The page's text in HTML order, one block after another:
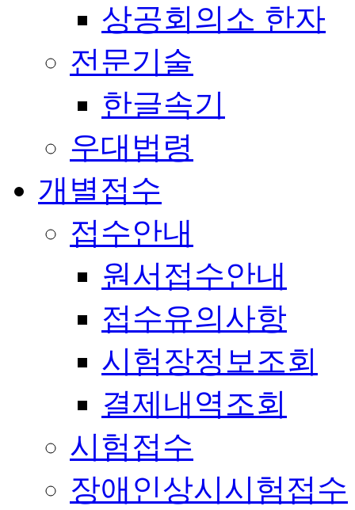
상공회의소 한자
전문기술
한글속기
우대법령
개별접수
접수안내
원서접수안내
접수유의사항
시험장정보조회
결제내역조회
시험접수
장애인상시시험접수